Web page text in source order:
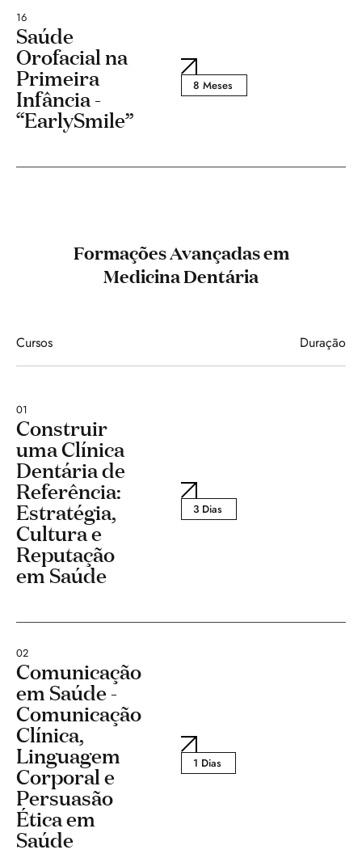
16
Saúde
Orofacial na
Primeira
Infância -
“EarlySmile”
8 Meses
Formações Avançadas em
Medicina Dentária
Cursos Duração
01
Construir
uma Clínica
Dentária de
Referência:
Estratégia,
Cultura e
Reputação
em Saúde
3 Dias
02
Comunicação
em Saúde -
Comunicação
Clínica,
Linguagem
Corporal e
Persuasão
Ética em
Saúde
1 Dias